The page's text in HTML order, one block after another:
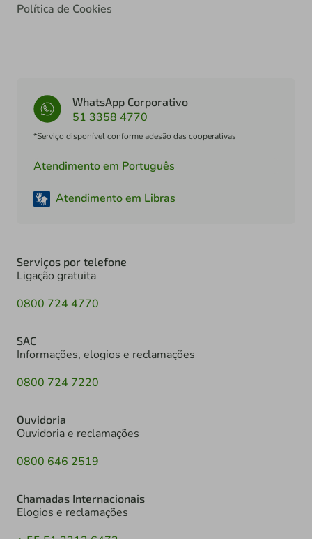
Política de Cookies
WhatsApp Corporativo
51 3358 4770
*Serviço disponível conforme adesão das cooperativas
Atendimento em Português
Atendimento em Libras
Serviços por telefone
Ligação gratuita
0800 724 4770
SAC
Informações, elogios e reclamações
0800 724 7220
Ouvidoria
Ouvidoria e reclamações
0800 646 2519
Chamadas Internacionais
Elogios e reclamações